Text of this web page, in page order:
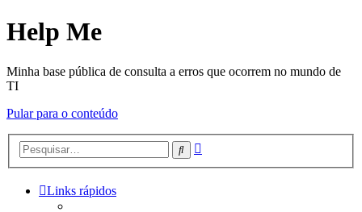
Help Me
Minha base pública de consulta a erros que ocorrem no mundo de
TI
Pular para o conteúdo
Pesquisar
Links rápidos